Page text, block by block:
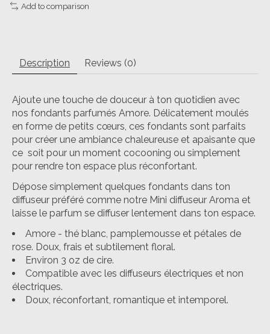
Add to comparison
Description Reviews (0)
Ajoute une touche de douceur à ton quotidien avec
nos fondants parfumés Amore. Délicatement moulés
en forme de petits cœurs, ces fondants sont parfaits
pour créer une ambiance chaleureuse et apaisante que
ce soit pour un moment cocooning ou simplement
pour rendre ton espace plus réconfortant.
Dépose simplement quelques fondants dans ton
diffuseur préféré comme notre Mini diffuseur Aroma et
laisse le parfum se diffuser lentement dans ton espace.
Amore - thé blanc, pamplemousse et pétales de
rose. Doux, frais et subtilement floral.
Environ 3 oz de cire.
Compatible avec les diffuseurs électriques et non
électriques.
Doux, réconfortant, romantique et intemporel.